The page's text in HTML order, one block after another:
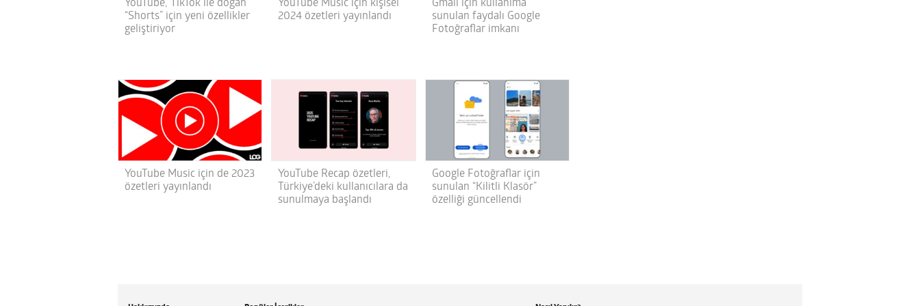
YouTube, TikTok ile doğan
“Shorts” için yeni özellikler
geliştiriyor
YouTube Music için kişisel
2024 özetleri yayınlandı
Gmail için kullanıma
sunulan faydalı Google
Fotoğraflar imkanı
YouTube Music için de 2023
özetleri yayınlandı
YouTube Recap özetleri,
Türkiye’deki kullanıcılara da
sunulmaya başlandı
Google Fotoğraflar için
sunulan “Kilitli Klasör”
özelliği güncellendi